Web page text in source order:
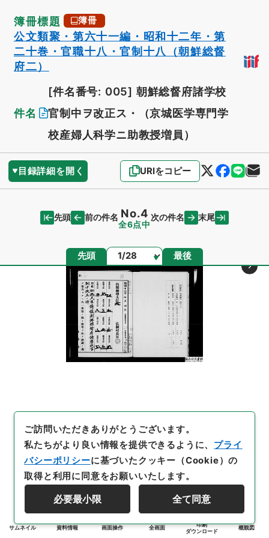
簿冊標題 簿冊
公文類聚・第六十一編・昭和十二年・第
二十巻・官職十八・官制十八（朝鮮総督
府二）
件名
[件名番号: 005] 朝鮮総督府諸学校
官制中ヲ改正ス・（京城医学専門学
校産婦人科学ニ助教授増員）
目録詳細を開く URIをコピー
先頭 前の件名 No.4
全6点中
次の件名 末尾
先頭 ページ 最後
サムネイル 資料情報 画面操作 全画面
印刷
ダウンロード
概観図
ご訪問いただきありがとうございます。
私たちがより良い情報を提供できるように、 プライ
バシーポリシーに基づいたクッキー（Cookie）の
取得と利用に同意をお願いいたします。
必要最小限 全て同意